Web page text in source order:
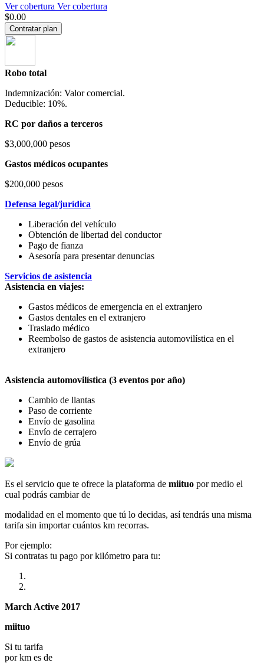
Ver cobertura Ver cobertura
$0.00
Contratar plan
Robo total
Indemnización: Valor comercial.
Deducible: 10%.
RC por daños a terceros
$3,000,000 pesos
Gastos médicos ocupantes
$200,000 pesos
Defensa legal/jurídica
Liberación del vehículo
Obtención de libertad del conductor
Pago de fianza
Asesoría para presentar denuncias
Servicios de asistencia
Asistencia en viajes:
Gastos médicos de emergencia en el extranjero
Gastos dentales en el extranjero
Traslado médico
Reembolso de gastos de asistencia automovilística en el
extranjero
Asistencia automovilística (3 eventos por año)
Cambio de llantas
Paso de corriente
Envío de gasolina
Envío de cerrajero
Envío de grúa
Es el servicio que te ofrece la plataforma de miituo por medio el
cual podrás cambiar de
modalidad en el momento que tú lo decidas, así tendrás una misma
tarifa sin importar cuántos km recorras.
Por ejemplo:
Si contratas tu pago por kilómetro para tu:
March Active 2017
miituo
Si tu tarifa
por km es de